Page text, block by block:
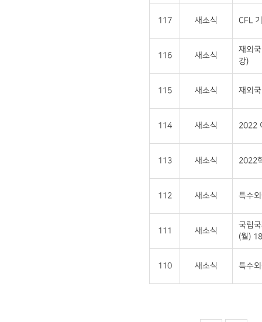
117 새소식 CFL
116 새소식
재외
강)
115 새소식 재외
114 새소식 2022
113 새소식 2022
112 새소식 특수
111 새소식
국립
(월)
110 새소식 특수